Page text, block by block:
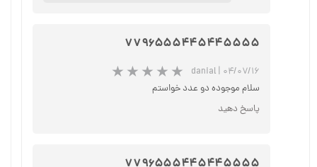
۷۷۹۶۵۵۵۴۴۵۴۴۵۵۵۵
danial | ۰۴/۰۷/۱۶
سلام موجوده دو عدد خواستم
پاسخ دهید